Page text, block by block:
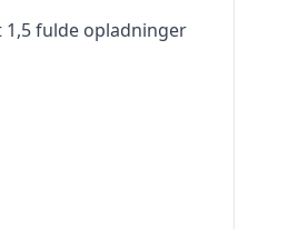
1,5 fulde opladninger